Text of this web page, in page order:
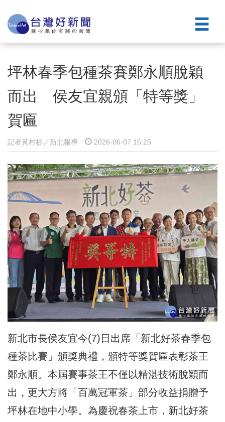
坪林春季包種茶賽鄭永順脫穎
而出 侯友宜親頒「特等獎」
賀匾
記者黃村杉／新北報導 2026-06-07 15:25
新北市長侯友宜今(7)日出席「新北好茶春季包
種茶比賽」頒獎典禮，頒特等獎賀匾表彰茶王
鄭永順。本屆賽事茶王不僅以精湛技術脫穎而
出，更大方將「百萬冠軍茶」部分收益捐贈予
坪林在地中小學。為慶祝春茶上市，新北好茶